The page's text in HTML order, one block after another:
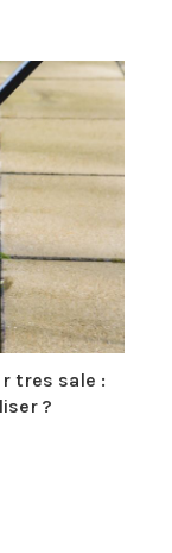
tres sale :
?